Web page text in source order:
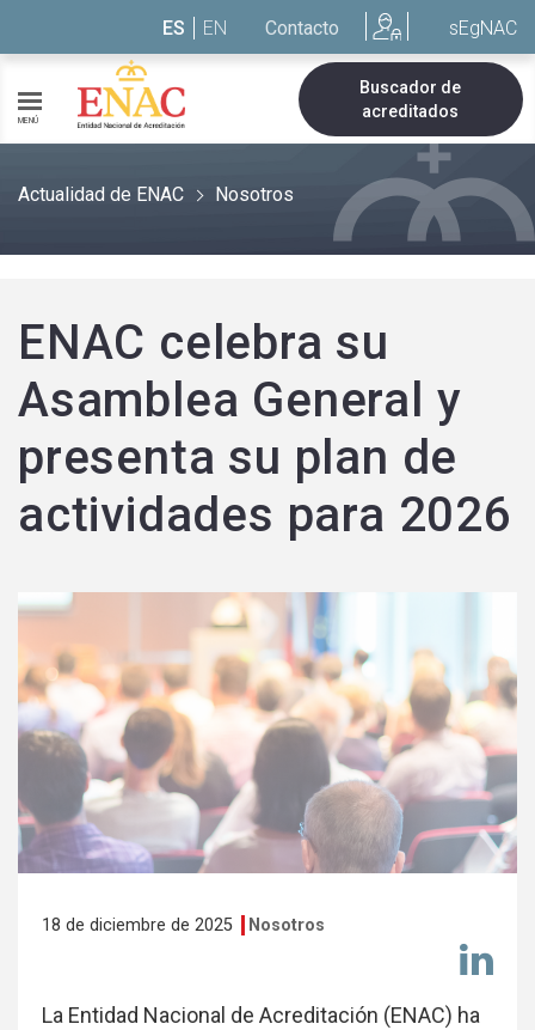
ES EN Contacto sEgNAC
MENÚ
Buscador de
acreditados
Actualidad de ENAC Nosotros
ENAC celebra su
Asamblea General y
presenta su plan de
actividades para 2026
18 de diciembre de 2025 Nosotros
en
La Entidad Nacional de Acreditación (ENAC) ha